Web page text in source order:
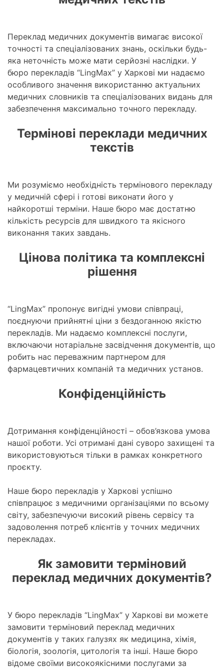
Переклад медичних документів вимагає високої
точності та спеціалізованих знань, оскільки будь-
яка неточність може мати серйозні наслідки. У
бюро перекладів “LingMax” у Харкові ми надаємо
особливого значення використанню актуальних
медичних словників та спеціалізованих видань для
забезпечення максимально точного перекладу.
Термінові переклади медичних
текстів
Ми розуміємо необхідність термінового перекладу
у медичній сфері і готові виконати його у
найкоротші терміни. Наше бюро має достатню
кількість ресурсів для швидкого та якісного
виконання таких завдань.
Цінова політика та комплексні
рішення
“LingMax” пропонує вигідні умови співпраці,
поєднуючи прийнятні ціни з бездоганною якістю
перекладів. Ми надаємо комплексні послуги,
включаючи нотаріальне засвідчення документів, що
робить нас переважним партнером для
фармацевтичних компаній та медичних установ.
Конфіденційність
Дотримання конфіденційності – обов’язкова умова
нашої роботи. Усі отримані дані суворо захищені та
використовуються тільки в рамках конкретного
проєкту.
Наше бюро перекладів у Харкові успішно
співпрацює з медичними організаціями по всьому
світу, забезпечуючи високий рівень сервісу та
задоволення потреб клієнтів у точних медичних
перекладах.
Як замовити терміновий
переклад медичних документів?
У бюро перекладів “LingMax” у Харкові ви можете
замовити терміновий переклад медичних
документів у таких галузях як медицина, хімія,
біологія, зоологія, цитологія та інші. Наше бюро
відоме своїми високоякісними послугами за